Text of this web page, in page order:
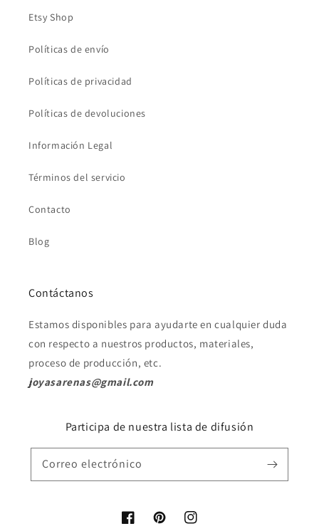
Etsy Shop
Políticas de envío
Políticas de privacidad
Políticas de devoluciones
Información Legal
Términos del servicio
Contacto
Blog
Contáctanos
Estamos disponibles para ayudarte en cualquier duda
con respecto a nuestros productos, materiales,
proceso de producción, etc.
joyasarenas@gmail.com
Participa de nuestra lista de difusión
Correo electrónico
FacebookPinterestInstagram